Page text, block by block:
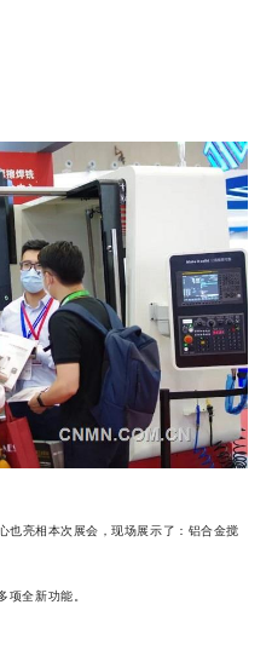
亮相本次展会，现场展示了：铝合金搅
全新功能。